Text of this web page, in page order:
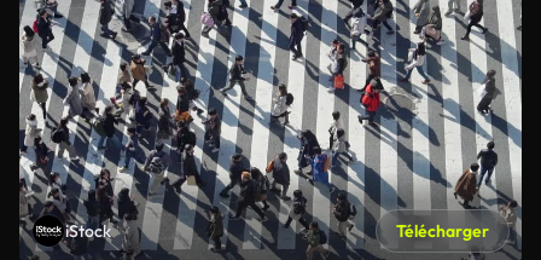
iStock Télécharger